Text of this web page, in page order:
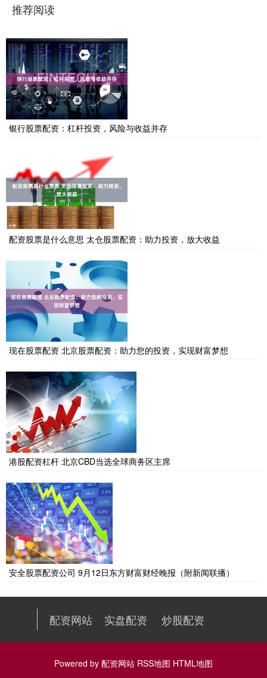
推荐阅读
银行股票配资：杠杆投资，风险与收益并存
配资股票是什么意思 太仓股票配资：助力投资，放大收益
现在股票配资 北京股票配资：助力您的投资，实现财富梦想
港股配资杠杆 北京CBD当选全球商务区主席
安全股票配资公司 9月12日东方财富财经晚报（附新闻联播）
配资网站 实盘配资 炒股配资
Powered by 配资网站 RSS地图 HTML地图